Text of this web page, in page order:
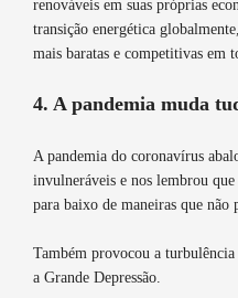
renováveis em suas próprias
transição energética
mais baratas e competitivas em
4. A pandemia muda
A pandemia do coronavírus
invulneráveis e nos lembrou
para baixo de maneiras que não
Também provocou a
a Grande Depressão.